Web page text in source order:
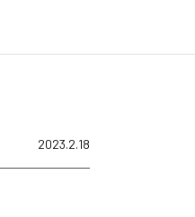
2023.2.18